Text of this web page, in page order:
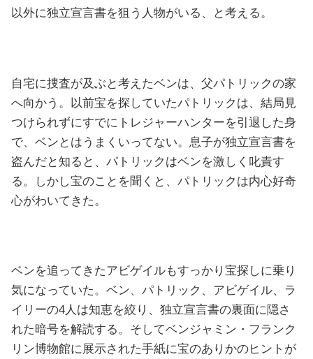
以外に独立宣言書を狙う人物がいる、と考える。
自宅に捜査が及ぶと考えたベンは、父パトリックの家
へ向かう。以前宝を探していたパトリックは、結局見
つけられずにすでにトレジャーハンターを引退した身
で、ベンとはうまくいってない。息子が独立宣言書を
盗んだと知ると、パトリックはベンを激しく叱責す
る。しかし宝のことを聞くと、パトリックは内心好奇
心がわいてきた。
ベンを追ってきたアビゲイルもすっかり宝探しに乗り
気になっていた。ベン、パトリック、アビゲイル、ラ
イリーの4人は知恵を絞り、独立宣言書の裏面に隠さ
れた暗号を解読する。そしてベンジャミン・フランク
リン博物館に展示された手紙に宝のありかのヒントが